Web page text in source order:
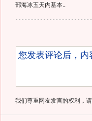
部海冰五天内基本..
我们尊重网友发言的权利，